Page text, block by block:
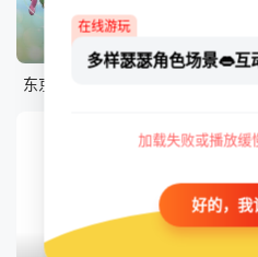
12集全
东京猫猫 NEW～♡
在线游玩
多样瑟瑟角色场景👄
加载失败或播放缓
好的，我